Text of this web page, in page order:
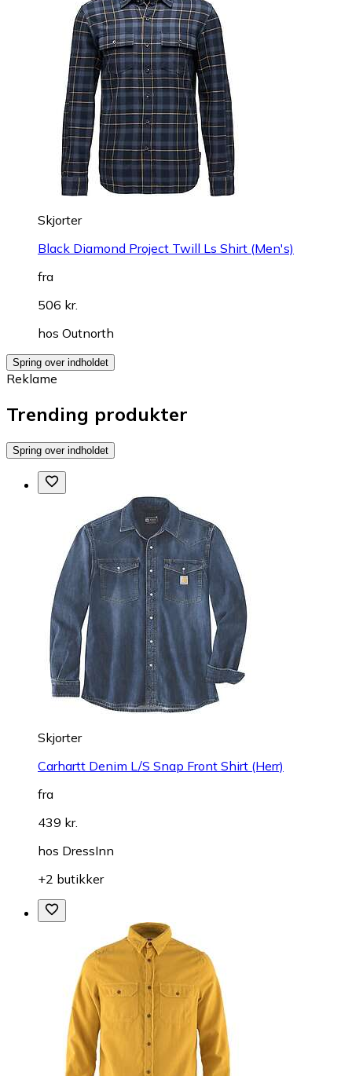
Skjorter
Black Diamond Project Twill Ls Shirt (Men's)
fra
506 kr.
hos Outnorth
Spring over indholdet
Reklame
Trending produkter
Spring over indholdet
Skjorter
Carhartt Denim L/S Snap Front Shirt (Herr)
fra
439 kr.
hos DressInn
+2 butikker